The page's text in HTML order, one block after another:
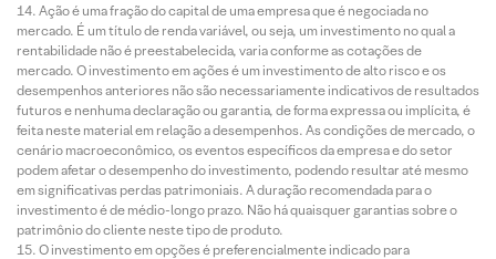
Ação é uma fração do capital de uma empresa que é negociada no
mercado. É um título de renda variável, ou seja, um investimento no qual a
rentabilidade não é preestabelecida, varia conforme as cotações de
mercado. O investimento em ações é um investimento de alto risco e os
desempenhos anteriores não são necessariamente indicativos de resultados
futuros e nenhuma declaração ou garantia, de forma expressa ou implícita, é
feita neste material em relação a desempenhos. As condições de mercado, o
cenário macroeconômico, os eventos específicos da empresa e do setor
podem afetar o desempenho do investimento, podendo resultar até mesmo
em significativas perdas patrimoniais. A duração recomendada para o
investimento é de médio-longo prazo. Não há quaisquer garantias sobre o
patrimônio do cliente neste tipo de produto.
O investimento em opções é preferencialmente indicado para